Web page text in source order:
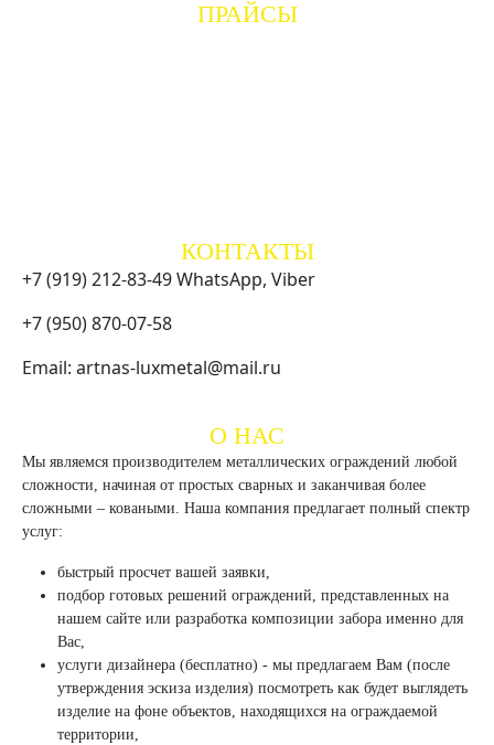
ПРАЙСЫ
КОНТАКТЫ
+7 (919) 212-83-49 WhatsApp, Viber
+7 (950) 870-07-58
Email: artnas-luxmetal@mail.ru
О НАС
Мы являемся производителем металлических ограждений любой
сложности, начиная от простых сварных и заканчивая более
сложными – коваными. Наша компания предлагает полный спектр
услуг:
быстрый просчет вашей заявки,
подбор готовых решений ограждений, представленных на
нашем сайте или разработка композиции забора именно для
Вас,
услуги дизайнера (бесплатно) - мы предлагаем Вам (после
утверждения эскиза изделия) посмотреть как будет выглядеть
изделие на фоне объектов, находящихся на ограждаемой
территории,